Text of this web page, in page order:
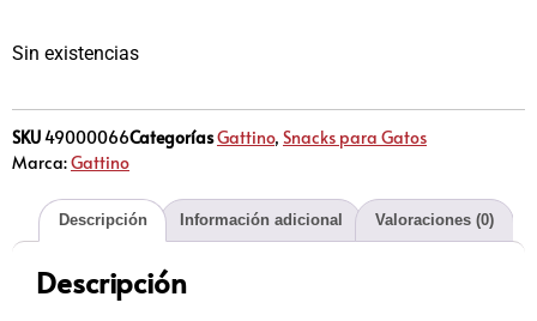
Sin existencias
SKU49000066CategoríasGattino, Snacks para Gatos
Marca:Gattino
Descripción Información adicional Valoraciones (0)
Descripción